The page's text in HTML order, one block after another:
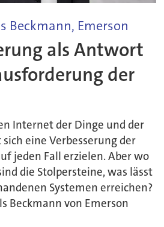
Beckmann, Emerson
als Antwort
der
Internet der Dinge und der
eine Verbesserung der
jeden Fall erzielen. Aber wo
die Stolpersteine, was lässt
Systemen erreichen?
Beckmann von Emerson